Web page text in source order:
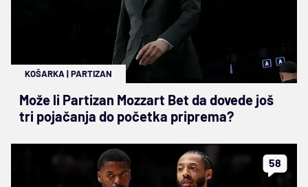
KOŠARKA |PARTIZAN
Može li Partizan Mozzart Bet da dovede još
tri pojačanja do početka priprema?
58